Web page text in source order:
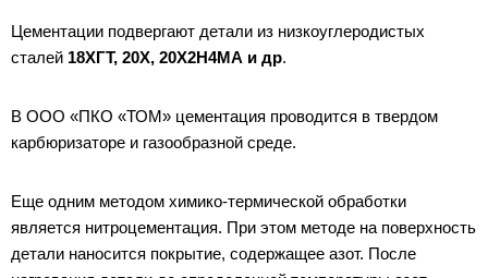
Цементации подвергают детали из низкоуглеродистых
сталей 18ХГТ, 20Х, 20Х2Н4МА и др.
В ООО «ПКО «ТОМ» цементация проводится в твердом
карбюризаторе и газообразной среде.
Еще одним методом химико-термической обработки
является нитроцементация. При этом методе на поверхность
детали наносится покрытие, содержащее азот. После